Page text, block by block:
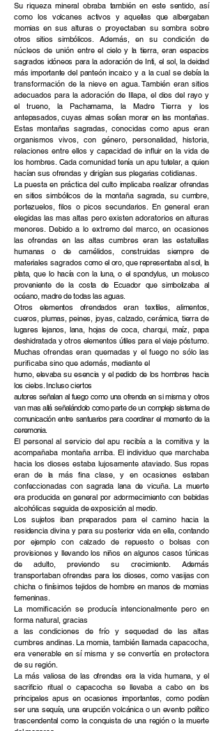
Su riqueza mineral obraba también en este sentido, así
como los volcanes activos y aquellas que albergaban
momias en sus alturas o proyectaban su sombra sobre
otros sitios simbólicos.Además, en su condición de
núcleos de unión entreel cielo y la tierra, eran espacios
sagrados idóneos para la adoración de Inti, el sol, la deidad
más importante del panteón incaico y a la cual se debía la
transformación de la nieve en agua. También eran sitios
adecuados para la adoración de Illapa, el dios del rayo y
el trueno, la Pachamama, la Madre Tierra y los
antepasados, cuyas almas solían morar en las montañas.
Estas montañas sagradas, conocidas como apus eran
organismos vivos, con género, personalidad, historia,
relacionesentre ellos y capacidad de influir en la vida de
los hombres. Cada comunidad tenía un apu tutelar, a quien
hacían sus ofrendas y dirigían sus plegariascotidianas.
La puesta en práctica del culto implicaba realizar ofrendas
en sitios simbólicos de la montaña sagrada, su cumbre,
portezuelos, filos o picos secundarios. Engeneral eran
elegidas las mas altas pero existen adoratorios en alturas
menores. Debido a lo extremo del marco, en ocasiones
las ofrendas en las altas cumbres eran lasestatuillas
humanas o de camélidos, construidas siempre de
materiales sagradoscomo el oro, que representaba al sol, la
plata, que lo hacía con la luna, o el spondylus, un molusco
proveniente de la costa de Ecuador que simbolizaba al
océano, madre de todas las aguas.
Otros elementos ofrendados eran textiles, alimentos,
cueros, plumas, peines, joyas, calzado, cerámica, tierra de
lugares lejanos, lana, hojas de coca, charqui, maíz, papa
deshidratada y otros elementos útiles para el viaje póstumo.
Muchas ofrendas eran quemadas y el fuego no sólo las
purificaba sino que además, mediante el
humo, elevaba su esencia y el pedido de los hombres hacia
los cielos. Incluso ciertos
autores señalan al fuego como una ofrenda en si misma y otros
van mas allá señalándolo como parte de un complejo sistema de
comunicación entre santuarios para coordinar el momento de la
ceremonia.
El personal al servicio del apu recibía a la comitiva y la
acompañaba montaña arriba. El individuo que marchaba
hacia los dioses estaba lujosamente ataviado. Sus ropas
eran de la más fina clase, y en ocasiones estaban
confeccionadas con sagrada lana de vicuña. La muerte
era producida en general por adormecimiento con bebidas
alcohólicas seguida de exposición al medio.
Los sujetos iban preparados para el camino hacia la
residencia divina y para su posterior vida en ella, contando
por ejemplo con calzado de repuesto o bolsas con
provisiones y llevando los niños en algunos casos túnicas
de adulto, previendo su crecimiento. Además
transportaban ofrendas para los dioses, como vasijas con
chicha o finísimos tejidos de hombre en manos de momias
femeninas.
La momificación se producía intencionalmente pero en
forma natural, gracias
a las condiciones de frío y sequedad de las altas
cumbres andinas. La momia, también llamada capacocha,
era venerable en sí misma y se convertía en protectora
de su región.
La más valiosa de las ofrendas era la vida humana, y el
sacrificio ritual o capacocha se llevaba a cabo en los
principales apus en ocasiones importantes, como podían
ser una sequía, una erupción volcánica o un evento político
trascendental como la conquista de una región o la muerte